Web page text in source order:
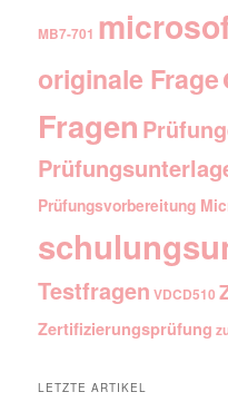
MB7-701
originale Frage
Fragen
Prüfungsvorbereitung
Testfragen VDCD510
Zertifizierungsprüfung
LETZTE ARTIKEL